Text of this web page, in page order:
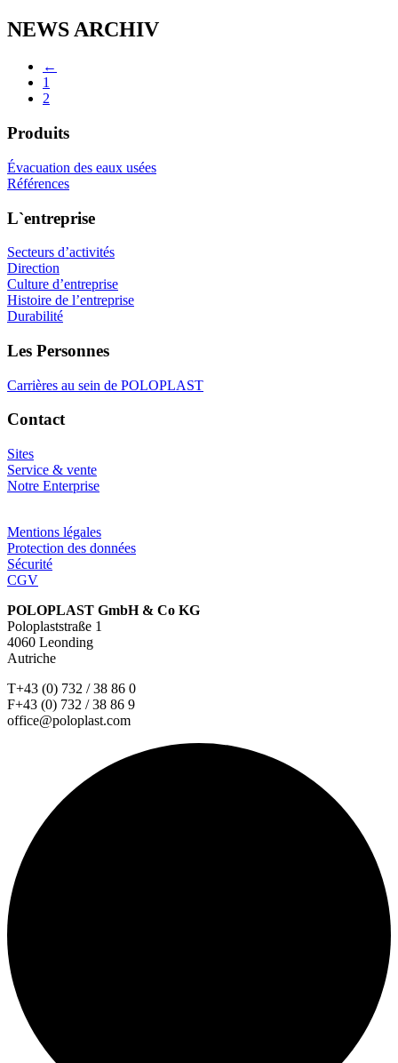
NEWS ARCHIV
←
1
2
Produits
Évacuation des eaux usées
Références
L`entreprise
Secteurs d’activités
Direction
Culture d’entreprise
Histoire de l’entreprise
Durabilité
Les Personnes
Carrières au sein de POLOPLAST
Contact
Sites
Service & vente
Notre Enterprise
Mentions légales
Protection des données
Sécurité
CGV
POLOPLAST GmbH & Co KG
Poloplaststraße 1
4060 Leonding
Autriche
T+43 (0) 732 / 38 86 0
F+43 (0) 732 / 38 86 9
office@poloplast.com